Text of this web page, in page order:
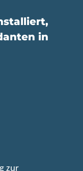
in
zur